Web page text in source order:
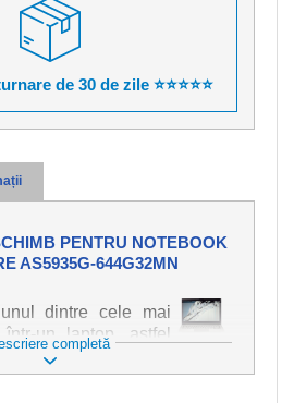
de 30 de zile ⭐⭐⭐⭐⭐
PENTRU NOTEBOOK
AS5935G-644G32MN
dintre cele mai
un laptop, astfel
să oferim piese de
mai bună calitate.
completă